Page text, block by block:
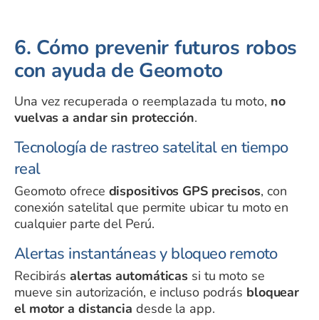
6. Cómo prevenir futuros robos
con ayuda de Geomoto
Una vez recuperada o reemplazada tu moto, no
vuelvas a andar sin protección.
Tecnología de rastreo satelital en tiempo
real
Geomoto ofrece dispositivos GPS precisos, con
conexión satelital que permite ubicar tu moto en
cualquier parte del Perú.
Alertas instantáneas y bloqueo remoto
Recibirás alertas automáticas si tu moto se
mueve sin autorización, e incluso podrás bloquear
el motor a distancia desde la app.